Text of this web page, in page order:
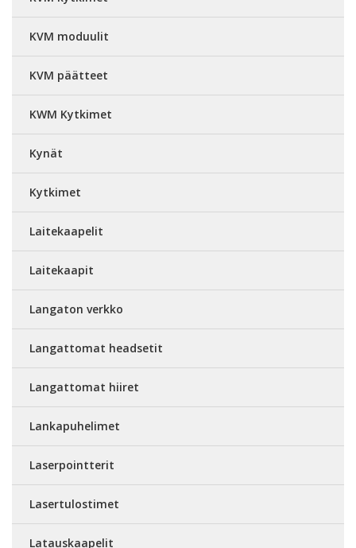
KVM moduulit
KVM päätteet
KWM Kytkimet
Kynät
Kytkimet
Laitekaapelit
Laitekaapit
Langaton verkko
Langattomat headsetit
Langattomat hiiret
Lankapuhelimet
Laserpointterit
Lasertulostimet
Latauskaapelit